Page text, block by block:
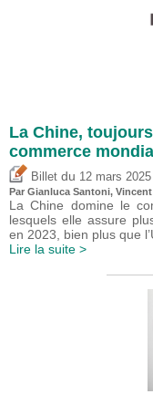
La Chine,
commerce
Billet du 12 mars 2025
Par Gianluca Santoni,
La Chine domine le
lesquels elle assure
en 2023, bien plus que
Lire la suite >